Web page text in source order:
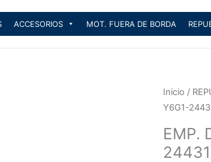
ACCESORIOS MOT. FUERA DE BORDA
Inicio /
Y6G1-
EMP.